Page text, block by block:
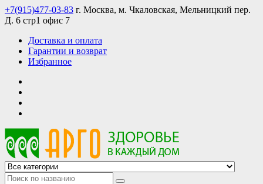
Skip
to
+7(915)477-03-83 г. Москва, м. Чкаловская, Мельницкий пер.
Д. 6 стр1 офис 7
Доставка и оплата
Гарантии и возврат
Избранное
АРГО интернет магазин, доставка в Москве и по всей России
АРГО каталог каталог продукции, официальные цены